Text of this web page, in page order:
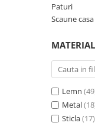
Mobilier terasa
Scaune terasa
Seturi Terasa
Scaune Inalte De Bar
Paturi
Scaune casa
MATERIAL
Lemn
Metal
Sticla(17)